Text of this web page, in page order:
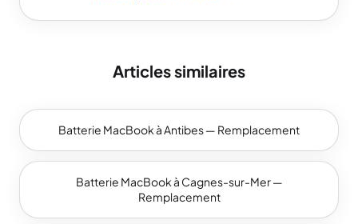
Articles similaires
Batterie MacBook à Antibes — Remplacement
Batterie MacBook à Cagnes-sur-Mer —
Remplacement